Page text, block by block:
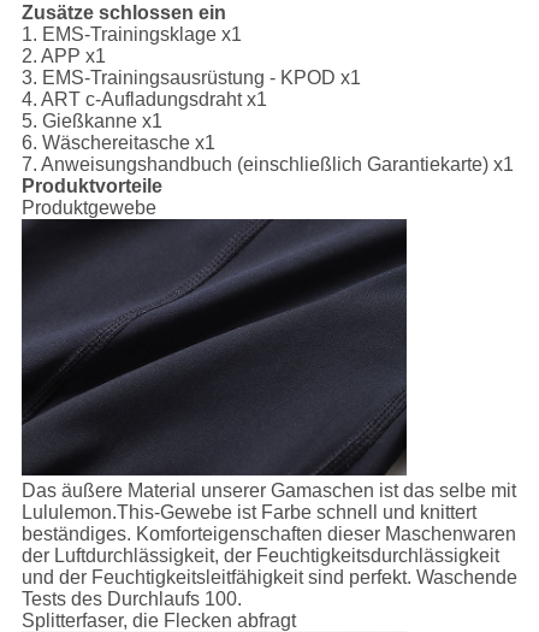
Zusätze schlossen ein
1. EMS-Trainingsklage x1
2. APP x1
3. EMS-Trainingsausrüstung - KPOD x1
4. ART c-Aufladungsdrahtx1
5. Gießkanne x1
6. Wäschereitasche x1
7. Anweisungshandbuch (einschließlich Garantiekarte) x1
Produktvorteile
Produktgewebe
Das äußere Material unserer Gamaschen ist das selbe mit
Lululemon.This-Gewebe ist Farbe schnell und knittert
beständiges. Komforteigenschaften dieser Maschenwaren
der Luftdurchlässigkeit, der Feuchtigkeitsdurchlässigkeit
und der Feuchtigkeitsleitfähigkeit sind perfekt. Waschende
Tests des Durchlaufs 100.
Splitterfaser, die Flecken abfragt